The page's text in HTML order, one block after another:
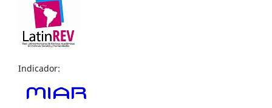
Indicador: